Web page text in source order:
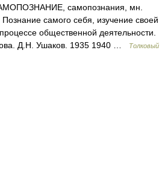
самопознания, мн.
самого себя, изучение своей
общественной деятельности.
Д.Н. Ушаков. 1935 1940 …
Толковый